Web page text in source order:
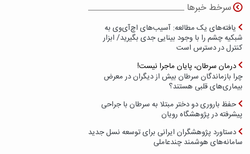
سرخط خبرها
یافته‌های یک مطالعه: آسیب‌های اچ‌آی‌وی به
شبکیه چشم را با وجود بینایی جدی بگیرید/ ابزار
کنترل در دسترس است
درمان سرطان، پایان ماجرا نیست!
چرا بازماندگان سرطان بیش از دیگران در معرض
بیماری‌های قلبی هستند؟
حفظ باروری دو دختر مبتلا به سرطان با جراحی
پیشرفته در پژوهشگاه رویان
دستاورد پژوهشگران ایرانی برای توسعه نسل جدید
سامانه‌های هوشمند چندعاملی